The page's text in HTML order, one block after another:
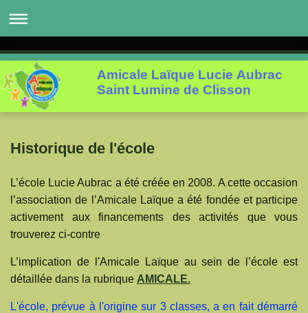
Amicale Laïque Lucie Aubrac
Saint Lumine de Clisson
Historique de l'école
L’école Lucie Aubrac a été créée en 2008. A cette occasion
l’association de l’Amicale Laïque a été fondée et participe
activement aux financements des activités que vous
trouverez ci-contre
L’implication de l'Amicale Laïque au sein de l’école est
détaillée dans la rubrique AMICALE.
L'école, prévue à l'origine sur 3 classes, a en fait démarré